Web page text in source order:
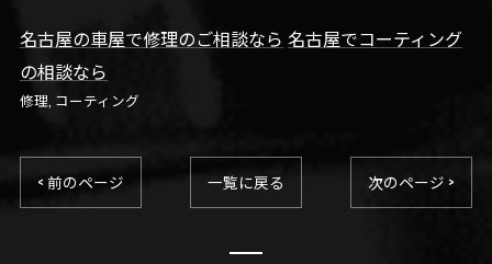
名古屋の車屋で修理のご相談なら 名古屋でコーティング
の相談なら
修理 コーティング
< 前のページ 一覧に戻る 次のページ >